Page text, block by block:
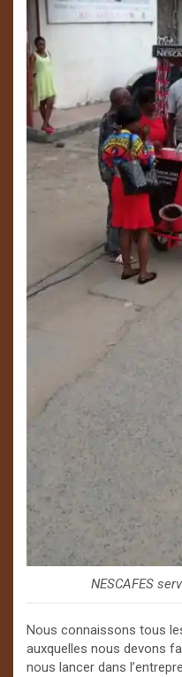
NESCAFES
Nous connaissons tous
auxquelles nous devons
nous lancer dans